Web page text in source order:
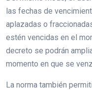
las fechas de
aplazadas o
estén vencidas en el
decreto se podrán
momento en que se
La norma también